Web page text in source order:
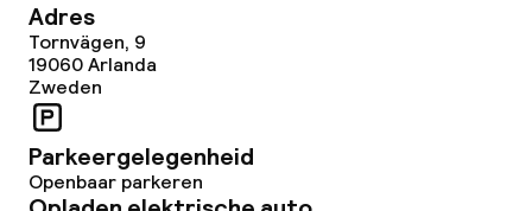
Adres
Tornvägen, 9
19060Arlanda
Zweden
Parkeergelegenheid
Openbaar parkeren